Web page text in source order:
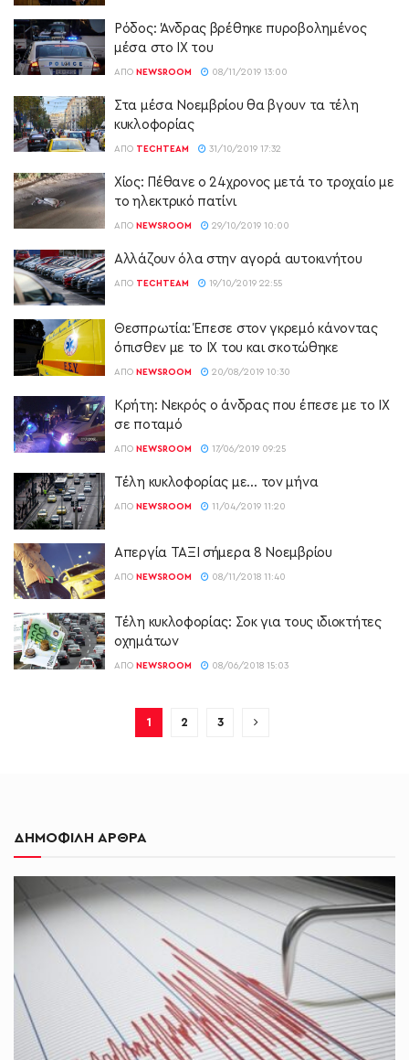
Ρόδος: Άνδρας βρέθηκε πυροβολημένος
μέσα στο ΙΧ του
ΑΠΌ NEWSROOM 08/11/2019 13:00
Στα μέσα Νοεμβρίου θα βγουν τα τέλη
κυκλοφορίας
ΑΠΌ TECHTEAM 31/10/2019 17:32
Χίος: Πέθανε ο 24χρονος μετά το τροχαίο με
το ηλεκτρικό πατίνι
ΑΠΌ NEWSROOM 29/10/2019 10:00
Αλλάζουν όλα στην αγορά αυτοκινήτου
ΑΠΌ TECHTEAM 19/10/2019 22:55
Θεσπρωτία: Έπεσε στον γκρεμό κάνοντας
όπισθεν με το ΙΧ του και σκοτώθηκε
ΑΠΌ NEWSROOM 20/08/2019 10:30
Κρήτη: Νεκρός ο άνδρας που έπεσε με το ΙΧ
σε ποταμό
ΑΠΌ NEWSROOM 17/06/2019 09:25
Τέλη κυκλοφορίας με… τον μήνα
ΑΠΌ NEWSROOM 11/04/2019 11:20
Απεργία ΤΑΞΙ σήμερα 8 Νοεμβρίου
ΑΠΌ NEWSROOM 08/11/2018 11:40
Τέλη κυκλοφορίας: Σοκ για τους ιδιοκτήτες
οχημάτων
ΑΠΌ NEWSROOM 08/06/2018 15:03
1 2 3
ΔΗΜΟΦΙΛΗ ΑΡΘΡΑ